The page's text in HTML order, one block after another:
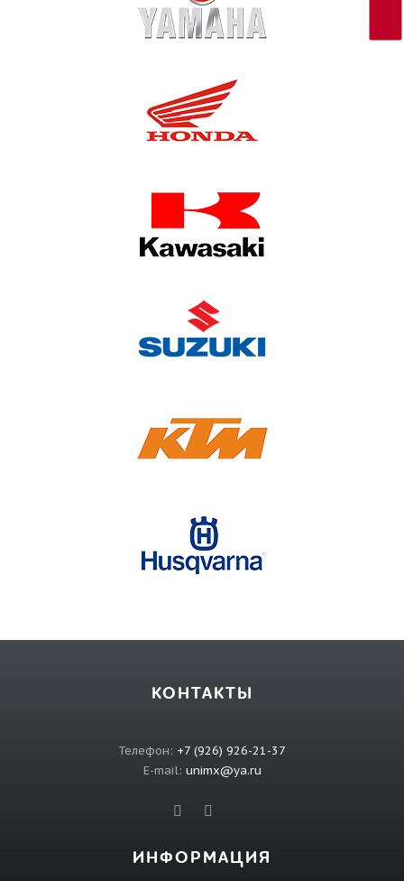
КОНТАКТЫ
Телефон: +7 (926) 926-21-37
E-mail: unimx@ya.ru
ИНФОРМАЦИЯ